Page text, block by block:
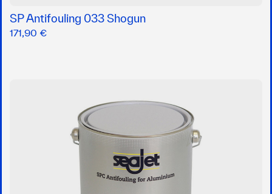
SP Antifouling 033 Shogun
171,90 €